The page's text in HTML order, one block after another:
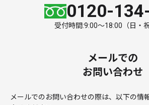
0120-
受付時間:9:00～18:00（日・祝
メールでの
お問い合わせ
メールでのお問い合わせの際は、以下の情